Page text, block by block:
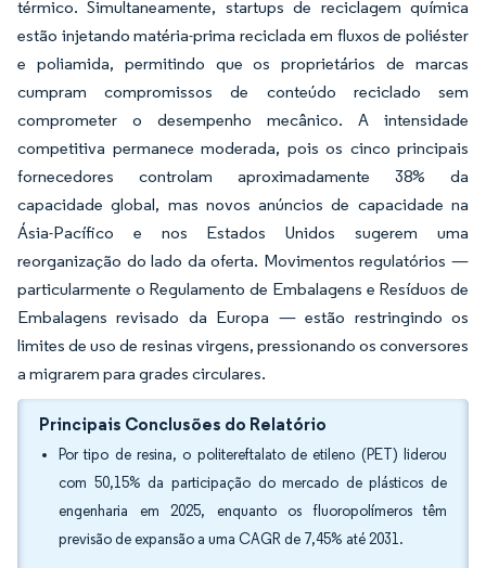
térmico. Simultaneamente, startups de reciclagem química
estão injetando matéria-prima reciclada em fluxos de poliéster
e poliamida, permitindo que os proprietários de marcas
cumpram compromissos de conteúdo reciclado sem
comprometer o desempenho mecânico. A intensidade
competitiva permanece moderada, pois os cinco principais
fornecedores controlam aproximadamente 38% da
capacidade global, mas novos anúncios de capacidade na
Ásia-Pacífico e nos Estados Unidos sugerem uma
reorganização do lado da oferta. Movimentos regulatórios —
particularmente o Regulamento de Embalagens e Resíduos de
Embalagens revisado da Europa — estão restringindo os
limites de uso de resinas virgens, pressionando os conversores
a migrarem para grades circulares.
Principais Conclusões do Relatório
Por tipo de resina, o politereftalato de etileno (PET) liderou
com 50,15% da participação do mercado de plásticos de
engenharia em 2025, enquanto os fluoropolímeros têm
previsão de expansão a uma CAGR de 7,45% até 2031.